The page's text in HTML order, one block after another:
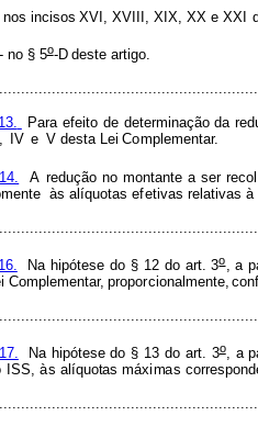
nos incisos XVI, XVIII, XIX, XX e XXI
- no § 5o-D deste artigo.
13. Para efeito de determinação da r
IV e V desta Lei Compl ementar.
14. A redução no montante a ser recol
mente às alíquotas efetivas relativas à
16. Na hipótese do § 12 do art. 3o, a
Complementar, proporcional mente, conf
17. Na hipótese do § 13 do art. 3o, a
ISS, às alíquotas máximas correspond